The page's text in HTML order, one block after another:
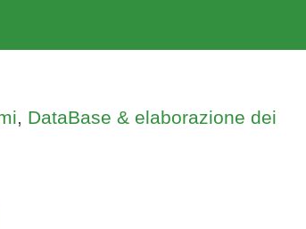
, DataBase & elaborazione dei